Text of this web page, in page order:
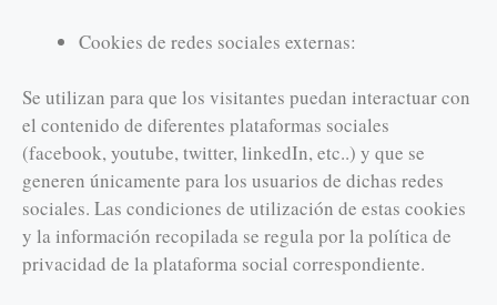
Cookies de redes sociales externas:
Se utilizan para que los visitantes puedan interactuar con
el contenido de diferentes plataformas sociales
(facebook, youtube, twitter, linkedIn, etc..) y que se
generen únicamente para los usuarios de dichas redes
sociales. Las condiciones de utilización de estas cookies
y la información recopilada se regula por la política de
privacidad de la plataforma social correspondiente.